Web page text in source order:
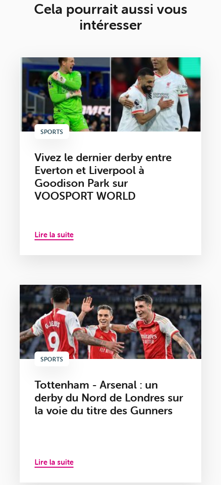
Cela pourrait aussi vous
intéresser
SPORTS
Vivez le dernier derby entre
Everton et Liverpool à
Goodison Park sur
VOOSPORT WORLD
Lire la suite
SPORTS
Tottenham - Arsenal : un
derby du Nord de Londres sur
la voie du titre des Gunners
Lire la suite